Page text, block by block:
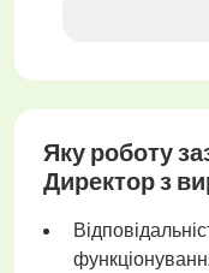
Яку роботу
Директор з